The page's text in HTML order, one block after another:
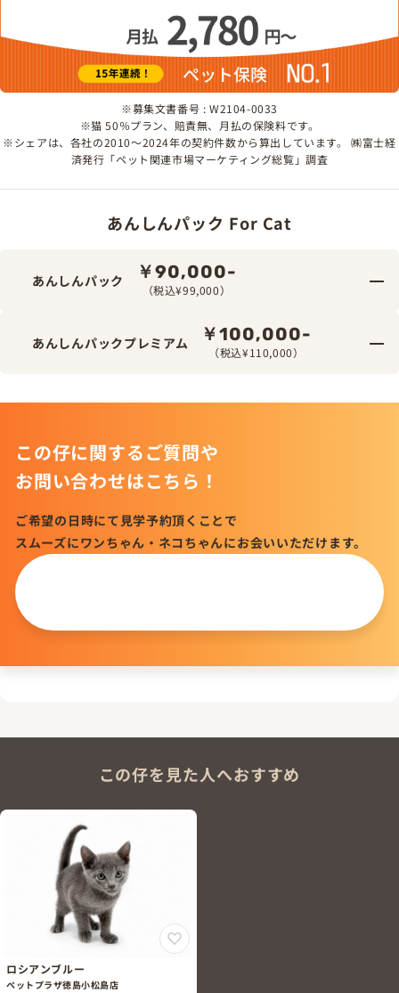
※募集文書番号 : W2104-0033
※猫 50％プラン、賠責無、月払の保険料です。
※シェアは、各社の2010～2024年の契約件数から算出しています。 ㈱富士経
済発行「ペット関連市場マーケティング総覧」調査
あんしんパック For Cat
あんしんパック ￥90,000-
（税込¥99,000）
あんしんパックプレミアム ￥100,000-
（税込¥110,000）
この仔に関するご質問や
お問い合わせはこちら！
ご希望の日時にて見学予約頂くことで
スムーズにワンちゃん・ネコちゃんにお会いいただけます。
この仔を見た人へおすすめ
ロシアンブルー
ペットプラザ徳島小松島店